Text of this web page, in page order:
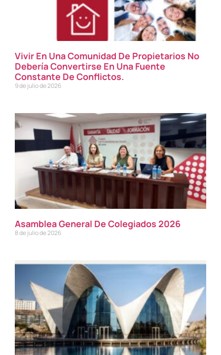
Vivir En Una Comunidad De Propietarios No
Debería Convertirse En Una Fuente
Constante De Conflictos.
9 de julio de 2026
Asamblea General De Colegiados 2026
8 de julio de 2026